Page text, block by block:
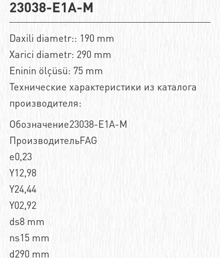
23038-E1A-M
Daxili diametr:: 190 mm
Xarici diametr: 290 mm
Eninin ölçüsü: 75 mm
Технические характеристики из каталога
производителя:
Обозначение23038-E1A-M
ПроизводительFAG
e0,23
Y12,98
Y24,44
Y02,92
ds8 mm
ns15 mm
d290 mm